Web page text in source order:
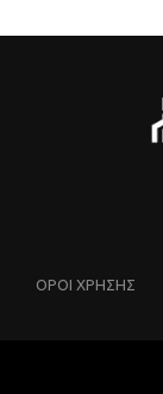
ΌΡΟΙ ΧΡΗΣΗΣ